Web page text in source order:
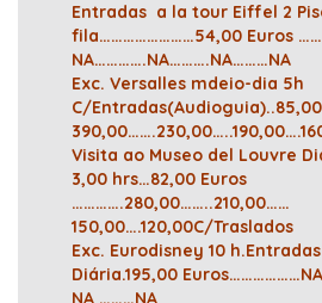
Entradas a la tour Eiffel 2
fila……………………54,00 Euros
NA………….NA……….NA………NA
Exc. Versalles mdeio-dia 5h
C/
Visita ao Museo del Louvre
3,00 hrs…82,00 Euros
………….280,00……..210,00……
150,00….120,00C/Traslados
Exc. Eurodisney 10
Diária.195,00